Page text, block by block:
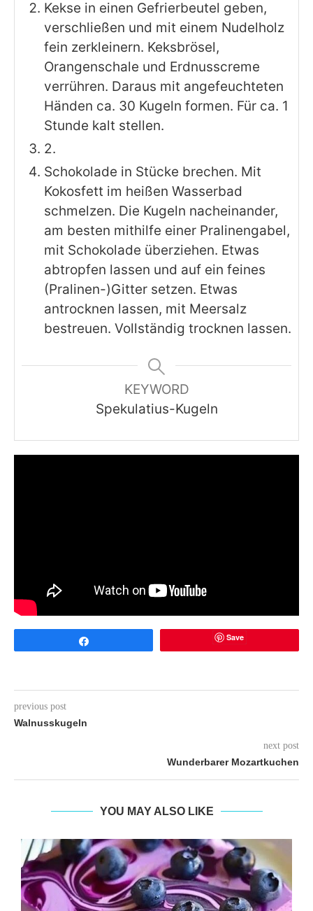
Kekse in einen Gefrierbeutel geben,
verschließen und mit einem Nudelholz
fein zerkleinern. Keksbrösel,
Orangenschale und Erdnusscreme
verrühren. Daraus mit angefeuchteten
Händen ca. 30 Kugeln formen. Für ca. 1
Stunde kalt stellen.
2.
Schokolade in Stücke brechen. Mit
Kokosfett im heißen Wasserbad
schmelzen. Die Kugeln nacheinander,
am besten mithilfe einer Pralinengabel,
mit Schokolade überziehen. Etwas
abtropfen lassen und auf ein feines
(Pralinen-)Gitter setzen. Etwas
antrocknen lassen, mit Meersalz
bestreuen. Vollständig trocknen lassen.
KEYWORD
Spekulatius-Kugeln
Save
previous post
Walnusskugeln
next post
Wunderbarer Mozartkuchen
YOU MAY ALSO LIKE